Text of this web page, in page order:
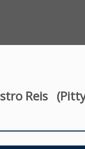
Reis